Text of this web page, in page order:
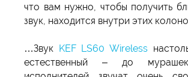
что вам нужно, чтобы получить
звук, находится внутри этих
…Звук KEF LS60 Wireless
естественный – до